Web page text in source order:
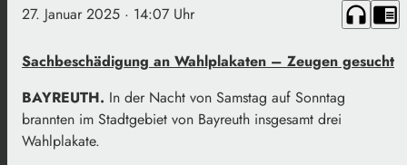
27. Januar 2025 · 14:07 Uhr headphones chrome_reader_mode
Sachbeschädigung an Wahlplakaten – Zeugen gesucht
BAYREUTH. In der Nacht von Samstag auf Sonntag
brannten im Stadtgebiet von Bayreuth insgesamt drei
Wahlplakate.